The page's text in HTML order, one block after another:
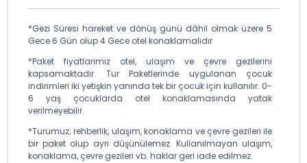
*Gezi Süresi hareket ve dönüş günü dâhil olmak üzere 5
Gece 6 Gün olup 4 Gece otel konaklamalıdır
*Paket fiyatlarımız otel, ulaşım ve çevre gezilerini
kapsamaktadır. Tur Paketlerinde uygulanan çocuk
indirimleri iki yetişkin yanında tek bir çocuk için kullanılır. 0-
6 yaş çocuklarda otel konaklamasında yatak
verilmeyebilir.
*Turumuz; rehberlik, ulaşım, konaklama ve çevre gezileri ile
bir paket olup ayrı düşünülemez. Kullanılmayan ulaşım,
konaklama, çevre gezileri vb. haklar geri iade edilmez.